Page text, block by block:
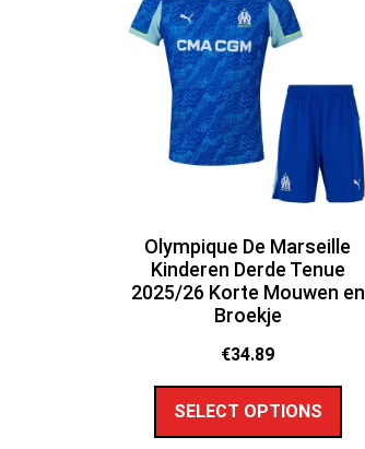
Olympique De Marseille
Kinderen Derde Tenue
2025/26 Korte Mouwen en
Broekje
€34.89
SELECT OPTIONS